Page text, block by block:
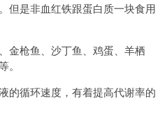
但是非血红铁跟蛋白质一块食用
金枪鱼、沙丁鱼、鸡蛋、羊栖
的循环速度，有着提高代谢率的